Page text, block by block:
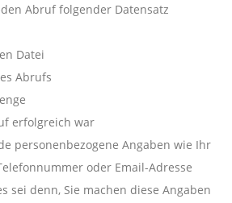
Abruf folgender Datensatz
Datei
Abrufs
erfolgreich war
personenbezogene Angaben wie Ihr
oder Email-Adresse
sei denn, Sie machen diese Angaben